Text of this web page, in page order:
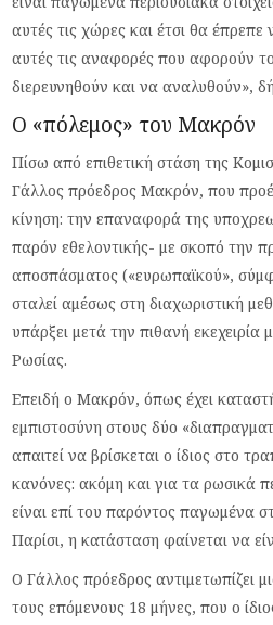
αυτές τις χώρες και έτσι θα
αυτές τις αναφορές που αφορούν
διερευνηθούν και να αναλυθούν»,
Ο «πόλεμος» του Μακρόν
Πίσω από επιθετική στάση της
Γάλλος πρόεδρος Μακρόν, που
κίνηση: την επαναφορά της
παρόν εθελοντικής- με σκοπό την
αποσπάσματος («ευρωπαϊκού»,
σταλεί αμέσως στη διαχωριστική
υπάρξει μετά την πιθανή εκεχειρία
Ρωσίας.
Επειδή ο Μακρόν, όπως έχει
εμπιστοσύνη στους δύο
απαιτεί να βρίσκεται ο ίδιος στο
κανόνες: ακόμη και για τα ρωσικά
είναι επί του παρόντος παγωμένα
Παρίσι, η κατάσταση φαίνεται να
Ο Γάλλος πρόεδρος αντιμετωπίζει
τους επόμενους 18 μήνες, που ο